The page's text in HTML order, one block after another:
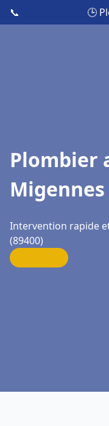
📞 🕒
Plombier
Migennes
Intervention rapide
(89400)